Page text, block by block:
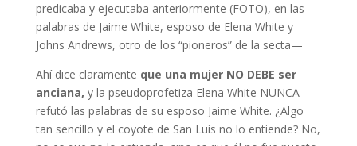
predicaba y ejecutaba anteriormente (FOTO), en las
palabras de Jaime White, esposo de Elena White y
Johns Andrews, otro de los “pioneros” de la secta—
Ahí dice claramente que una mujer NO DEBE ser
anciana, y la pseudoprofetiza Elena White NUNCA
refutó las palabras de su esposo Jaime White. ¿Algo
tan sencillo y el coyote de San Luis no lo entiende? No,